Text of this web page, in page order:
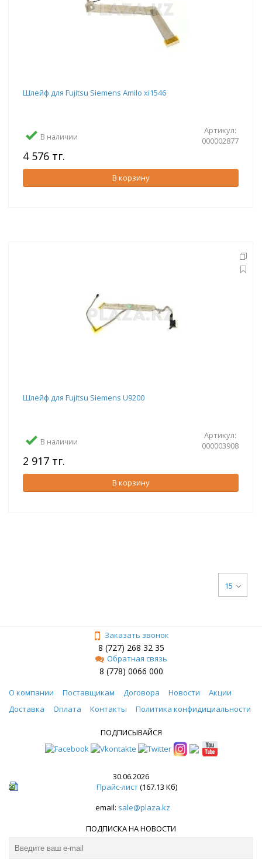
Шлейф для Fujitsu Siemens Amilo xi1546
В наличии
Артикул:
000002877
4 576 тг.
В корзину
Шлейф для Fujitsu Siemens U9200
В наличии
Артикул:
000003908
2 917 тг.
В корзину
15
Заказать звонок
8 (727) 268 32 35
Обратная связь
8 (778) 0066 000
О компании Поставщикам Договора Новости
Акции
Доставка
Оплата Контакты Политика конфидициальности
ПОДПИСЫВАЙСЯ
30.06.2026
Прайс-лист(167.13 Кб)
email: sale@plaza.kz
ПОДПИСКА НА НОВОСТИ